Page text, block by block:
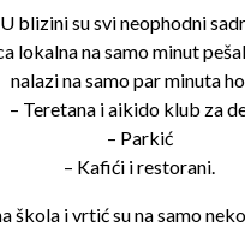
U blizini su svi neophodni
lokalna na samo minut
nalazi na samo par minuta
– Teretana i aikido klub za
– Parkić
– Kafići i restorani.
škola i vrtić su na samo